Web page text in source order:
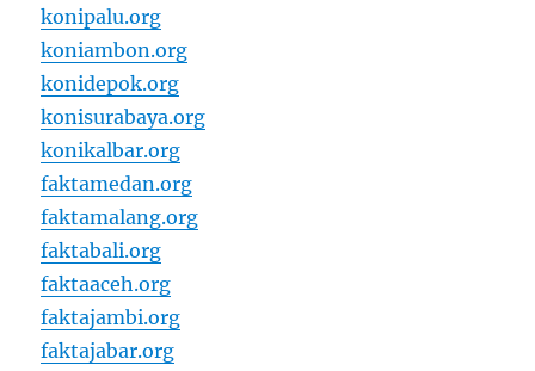
konipalu.org
koniambon.org
konidepok.org
konisurabaya.org
konikalbar.org
faktamedan.org
faktamalang.org
faktabali.org
faktaaceh.org
faktajambi.org
faktajabar.org